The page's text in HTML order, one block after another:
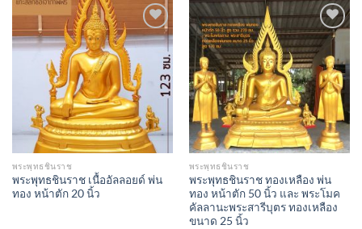
Add to
Wishlist
พระพุทธชินราช
พระพุทธชินราช เนื้ออัลลอยด์ พ่น
ทอง หน้าตัก 20 นิ้ว
Add to
Wishlist
พระพุทธชินราช
พระพุทธชินราช ทองเหลือง พ่น
ทอง หน้าตัก 50 นิ้ว และ พระโมค
คัลลานะพระสารีบุตร ทองเหลือง
ขนาด 25 นิ้ว